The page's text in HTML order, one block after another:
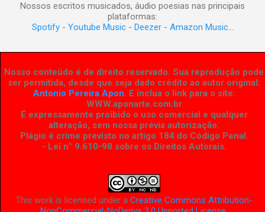
Nossos escritos musicados, áudio poesias nas principais
plataformas:
Spotify- Youtube Music- Deezer- Amazon Music...
Nosso conteúdo é de direito reservado. Sua reprodução pode
ser permitida, desde que seja dado crédito ao autor original:
Antonio Pereira Apon. E inclua o link para o site:
WWW.aponarte.com.br
É expressamente proibido o uso comercial e qualquer
alteração, sem nossa prévia autorização.
Plágio é crime previsto no artigo 184 do Código Penal.
- Lei n° 9.610-98 sobre os Direitos Autorais.
This work is licensed under aCreative Commons Attribution-